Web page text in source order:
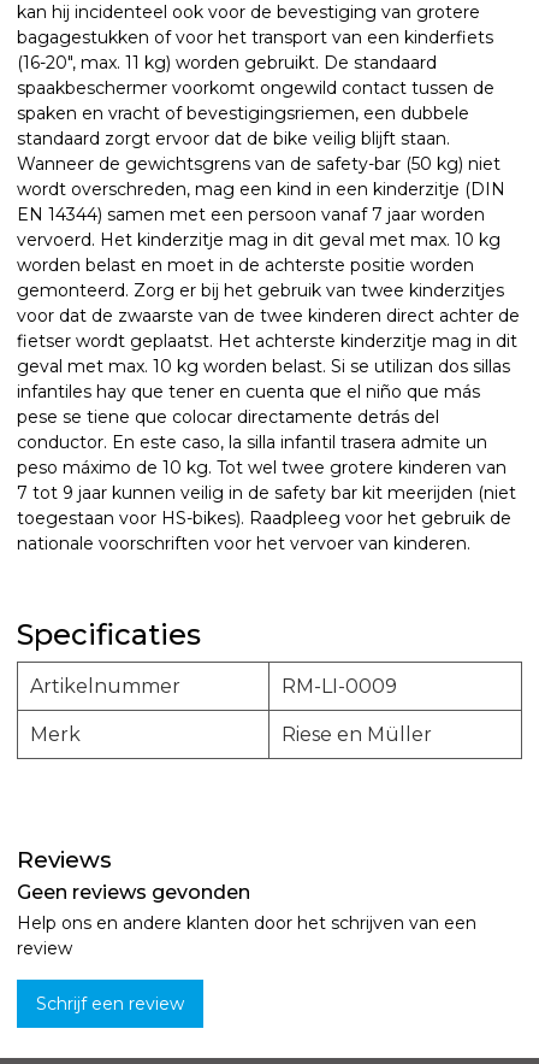
kan hij incidenteel ook voor de bevestiging van grotere
bagagestukken of voor het transport van een kinderfiets
(16-20", max. 11 kg) worden gebruikt. De standaard
spaakbeschermer voorkomt ongewild contact tussen de
spaken en vracht of bevestigingsriemen, een dubbele
standaard zorgt ervoor dat de bike veilig blijft staan.
Wanneer de gewichtsgrens van de safety-bar (50 kg) niet
wordt overschreden, mag een kind in een kinderzitje (DIN
EN 14344) samen met een persoon vanaf 7 jaar worden
vervoerd. Het kinderzitje mag in dit geval met max. 10 kg
worden belast en moet in de achterste positie worden
gemonteerd. Zorg er bij het gebruik van twee kinderzitjes
voor dat de zwaarste van de twee kinderen direct achter de
fietser wordt geplaatst. Het achterste kinderzitje mag in dit
geval met max. 10 kg worden belast. Si se utilizan dos sillas
infantiles hay que tener en cuenta que el niño que más
pese se tiene que colocar directamente detrás del
conductor. En este caso, la silla infantil trasera admite un
peso máximo de 10 kg. Tot wel twee grotere kinderen van
7 tot 9 jaar kunnen veilig in de safety bar kit meerijden (niet
toegestaan voor HS-bikes). Raadpleeg voor het gebruik de
nationale voorschriften voor het vervoer van kinderen.
Specificaties
Artikelnummer RM-LI-0009
Merk Riese en Müller
Reviews
Geen reviews gevonden
Help ons en andere klanten door het schrijven van een
review
Schrijf een review